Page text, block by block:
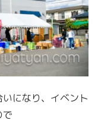
になり、イベント
で